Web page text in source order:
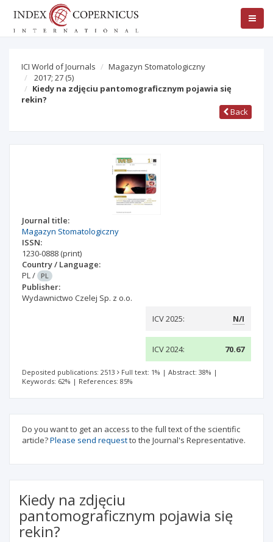
ICI World of Journals
Magazyn Stomatologiczny
2017; 27 (5)
Kiedy na zdjęciu pantomograficznym pojawia się
rekin?
Back
Journal title:
Magazyn Stomatologiczny
ISSN:
1230-0888 (print)
Country / Language:
PL/ PL
Publisher:
Wydawnictwo Czelej Sp. z o.o.
ICV 2025:
N/I
ICV 2024: 70.67
Deposited publications: 2513 Full text: 1% | Abstract: 38% |
Keywords: 62% | References: 85%
Do you want to get an access to the full text of the scientific
article?Please send requestto the Journal's Representative.
Kiedy na zdjęciu
pantomograficznym pojawia się
rekin?